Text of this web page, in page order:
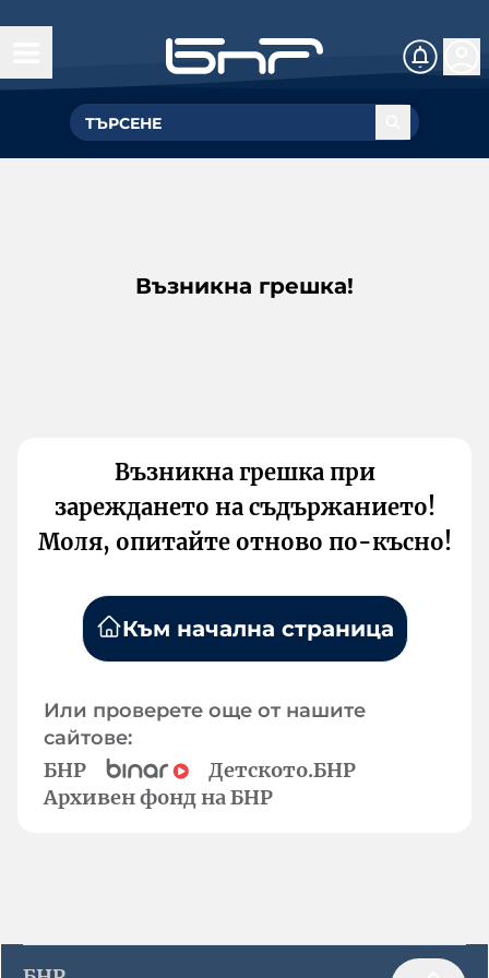
Възникна грешка!
Възникна грешка при
зареждането на съдържанието!
Моля, опитайте отново по-късно!
Към начална страница
Или проверете още от нашите
сайтове:
БНР
Детското.БНР
Архивен фонд на БНР